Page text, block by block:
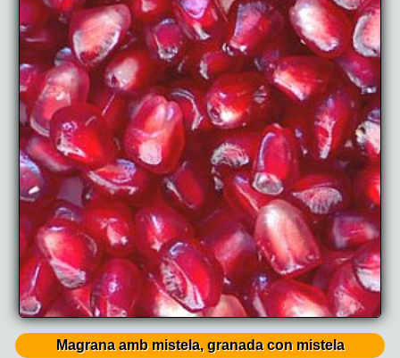
Magrana amb mistela, granada con mistela